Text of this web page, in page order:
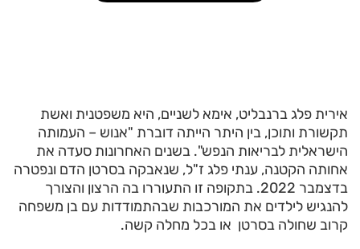
אירית פלג ברנבליט, אימא לשניים, היא משפטנית ואשת
תקשורת ותוכן, בין היתר הייתה דוברת "אנוש – העמותה
הישראלית לבריאות הנפש". בשנים האחרונות סעדה את
אחותה הקטנה, ענתי פלג ז"ל, שנאבקה בסרטן הדם ונפטרה
בדצמבר 2022. בתקופה זו התעוררו בה הרצון והצורך
להנגיש לילדים את המורכבות שבהתמודדות עם בן משפחה
קרוב שחולה בסרטן או בכל מחלה קשה.